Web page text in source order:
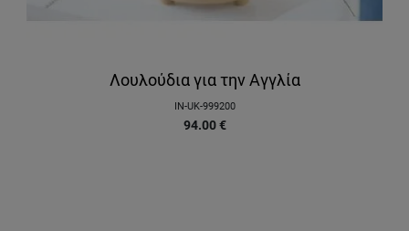
Λουλούδια για την Αγγλία
IN-UK-999200
94.00 €